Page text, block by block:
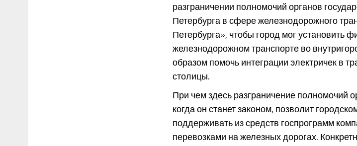
разграничении полномочий органов
Петербурга в сфере железнодорожного
Петербурга», чтобы город мог установить
железнодорожном транспорте во
образом помочь интеграции электричек в
столицы.
При чем здесь разграничение полномочий
когда он станет законом, позволит
поддерживать из средств госпрог­рамм
перевозками на железных дорогах.